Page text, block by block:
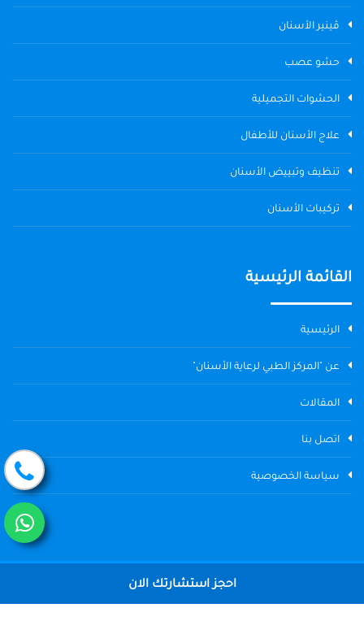
ڤينير الأسنان
حشو عصب
الحشوات التجميلية
علاج الأسنان للأطفال
تنظيف وتبييض الأسنان
تركيبات الأسنان
القائمة الرئيسية
الرئيسية
عن "المركز الطبي لرعاية الأسنان"
المقالات
اتصل بنا
سياسة الخصوصية
Dental Center
احجز استشارتك الان